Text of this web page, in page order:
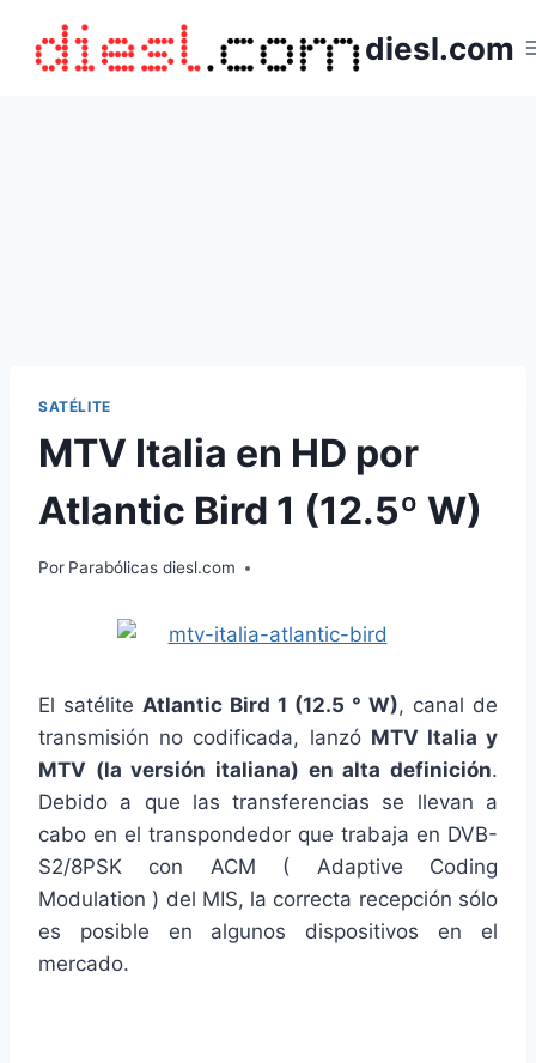
contenido
diesl.com
SATÉLITE
MTV Italia en HD por
Atlantic Bird 1 (12.5º W)
Por Parabólicas diesl.com
El satélite Atlantic Bird 1 (12.5 ° W), canal de
transmisión no codificada, lanzó MTV Italia y
MTV (la versión italiana) en alta definición.
Debido a que las transferencias se llevan a
cabo en el transpondedor que trabaja en DVB-
S2/8PSK con ACM ( Adaptive Coding
Modulation ) del MIS, la correcta recepción sólo
es posible en algunos dispositivos en el
mercado.